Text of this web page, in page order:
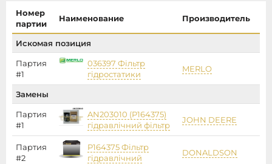
Номер
партии
Наименование Производитель
Искомая позиция
Партия
#1
036397 Фільтр
гідростатики
MERLO
Замены
Партия
#1
AN203010 (P164375)
гідравлічний фільтр
JOHN DEERE
Партия
#2
P164375 Фільтр
гідравлічний
DONALDSON